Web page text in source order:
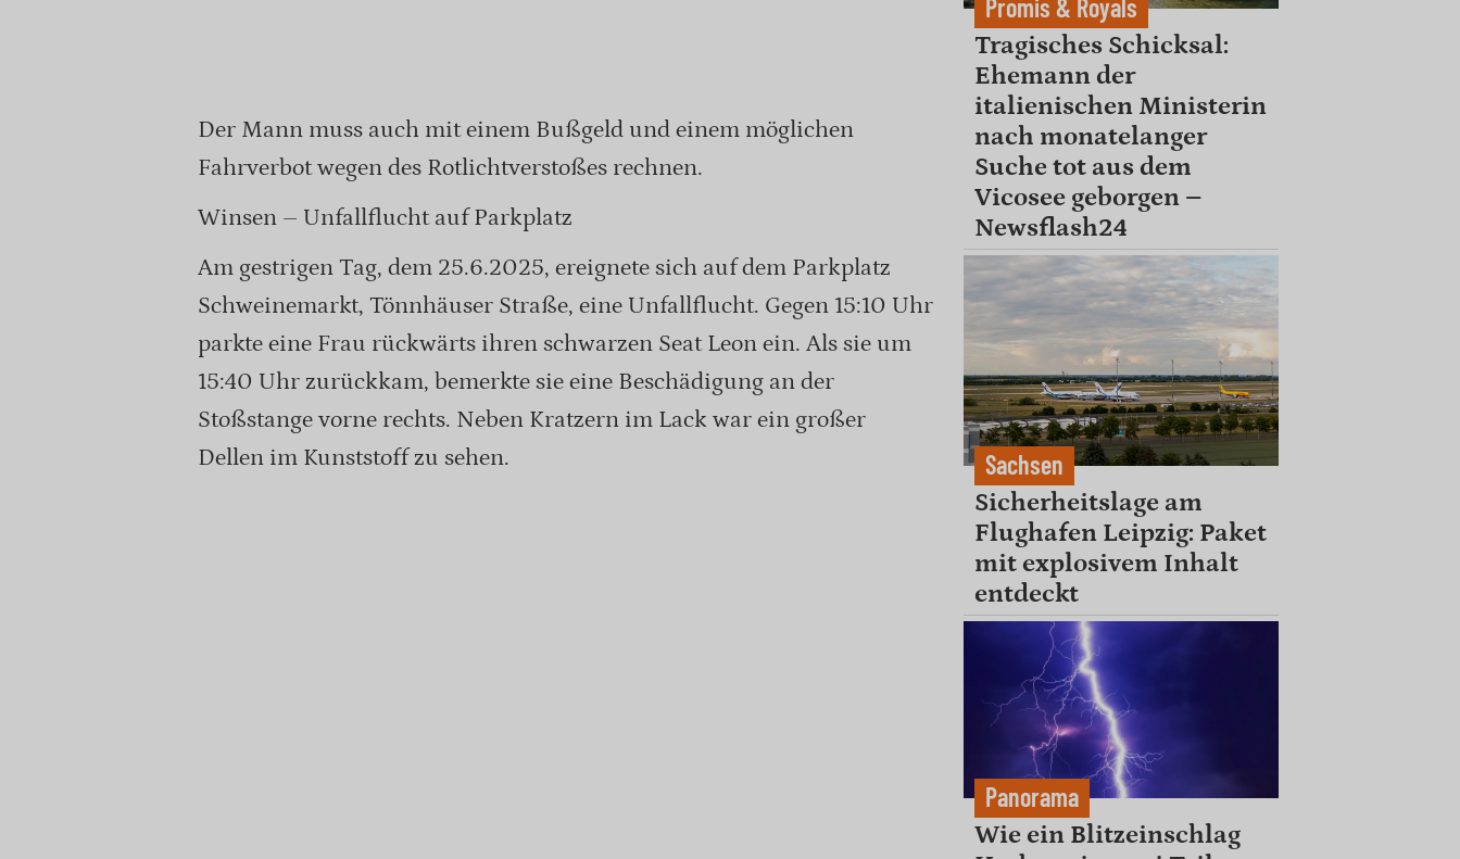
Der Mann muss auch mit einem Bußgeld und einem möglichen
Fahrverbot wegen des Rotlichtverstoßes rechnen.
Winsen – Unfallflucht auf Parkplatz
Am gestrigen Tag, dem 25.6.2025, ereignete sich auf dem Parkplatz
Schweinemarkt, Tönnhäuser Straße, eine Unfallflucht. Gegen 15:10 Uhr
parkte eine Frau rückwärts ihren schwarzen Seat Leon ein. Als sie um
15:40 Uhr zurückkam, bemerkte sie eine Beschädigung an der
Stoßstange vorne rechts. Neben Kratzern im Lack war ein großer
Dellen im Kunststoff zu sehen.
Promis & Royals
Tragisches Schicksal:
Ehemann der
italienischen Ministerin
nach monatelanger
Suche tot aus dem
Vicosee geborgen –
Newsflash24
Sachsen
Sicherheitslage am
Flughafen Leipzig: Paket
mit explosivem Inhalt
entdeckt
Panorama
Wie ein Blitzeinschlag